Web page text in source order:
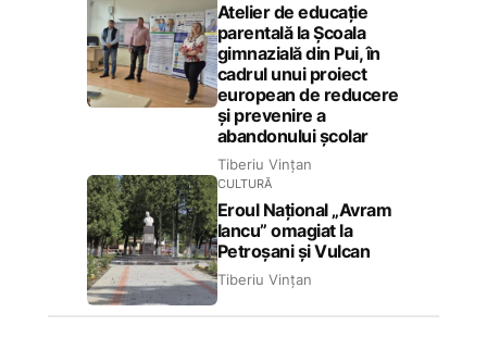
Atelier de educație
parentală la Școala
gimnazială din Pui, în
cadrul unui proiect
european de reducere
și prevenire a
abandonului școlar
Tiberiu Vințan
CULTURĂ
Eroul Național „Avram
Iancu” omagiat la
Petroșani și Vulcan
Tiberiu Vințan